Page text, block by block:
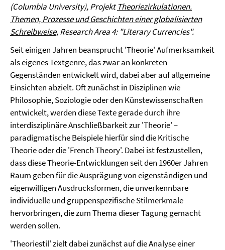
(Columbia University), ProjektTheoriezirkulationen.
Themen, Prozesse und Geschichten einer globalisierten
Schreibweise, Research Area 4: "Literary Currencies".
Seit einigen Jahren beansprucht 'Theorie' Aufmerksamkeit
als eigenes Textgenre, das zwar an konkreten
Gegenständen entwickelt wird, dabei aber auf allgemeine
Einsichten abzielt. Oft zunächst in Disziplinen wie
Philosophie, Soziologie oder den Künstewissenschaften
entwickelt, werden diese Texte gerade durch ihre
interdisziplinäre Anschließbarkeit zur 'Theorie' –
paradigmatische Beispiele hierfür sind die Kritische
Theorie oder die 'French Theory'. Dabei ist festzustellen,
dass diese Theorie-Entwicklungen seit den 1960er Jahren
Raum geben für die Ausprägung von eigenständigen und
eigenwilligen Ausdrucksformen, die unverkennbare
individuelle und gruppenspezifische Stilmerkmale
hervorbringen, die zum Thema dieser Tagung gemacht
werden sollen.
'Theoriestil' zielt dabei zunächst auf die Analyse einer